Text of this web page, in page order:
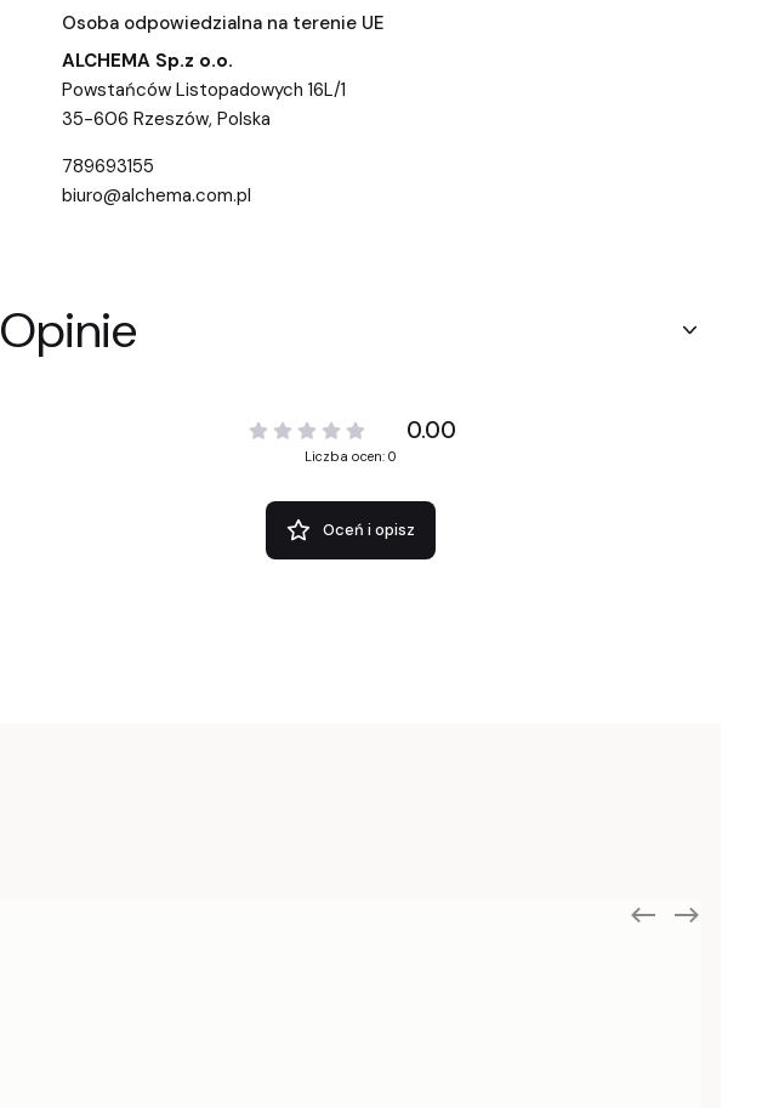
Osoba odpowiedzialna na terenie UE
ALCHEMA Sp.z o.o.
Powstańców Listopadowych 16L/1
35-606 Rzeszów, Polska
789693155
biuro@alchema.com.pl
Opinie
0.00
Liczba ocen: 0
Oceń i opisz